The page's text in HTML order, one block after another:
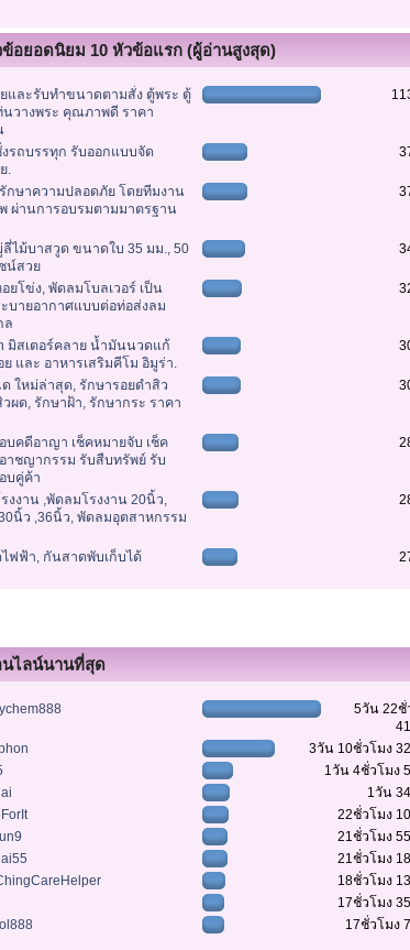
อยอดนิยม 10 หัวข้อแรก (ผู้อ่านสูงสุด)
และรับทำขนาดตามสั่ง ตู้พระ ตู้
นวางพระ คุณภาพดี ราคา
งรถบรรทุก รับออกแบบจัด
.
กษาความปลอดภัย โดยทีมงาน
ผ่านการอบรมตามมาตรฐาน
ไม้บาสวูด ขนาดใบ 35 มม., 50
น์สวย
ยโข่ง, พัดลมโบลเวอร์ เป็น
บายอากาศแบบต่อท่อส่งลม
ล
มิสเตอร์คลาย น้ำมันนวดแก้
ย และ อาหารเสริมคีโม อิมูร่า.
ใหม่ล่าสุด, รักษารอยดำสิว
ผด, รักษาฝ้า, รักษากระ ราคา
บคดีอาญา เช็คหมายจับ เช็ค
าชญากรรม รับสืบทรัพย์ รับ
บคู่ค้า
งงาน ,พัดลมโรงงาน 20นิ้ว,
นิ้ว ,36นิ้ว, พัดลมอุตสาหกรรม
ฟฟ้า, กันสาดพับเก็บได้
นไลน์นานที่สุด
5วัน 22ชั่
3วัน 10ชั่วโมง
1วัน 4ชั่วโมง
1วัน
22ชั่วโมง
21ชั่วโมง
21ชั่วโมง
18ชั่วโมง
17ชั่วโมง
17ชั่วโมง